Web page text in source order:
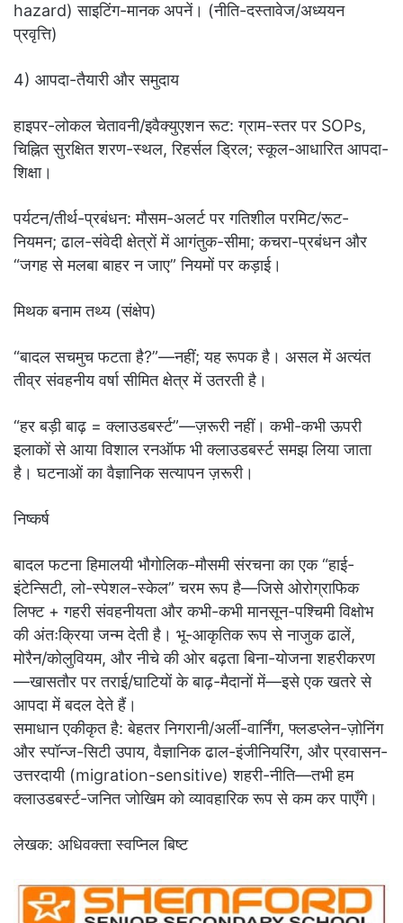
hazard) साइटिंग-मानक अपनें। (नीति-दस्तावेज/अध्ययन
प्रवृत्ति)
4) आपदा-तैयारी और समुदाय
हाइपर-लोकल चेतावनी/इवैक्युएशन रूट: ग्राम-स्तर पर SOPs,
चिह्नित सुरक्षित शरण-स्थल, रिहर्सल ड्रिल; स्कूल-आधारित आपदा-
शिक्षा।
पर्यटन/तीर्थ-प्रबंधन: मौसम-अलर्ट पर गतिशील परमिट/रूट-
नियमन; ढाल-संवेदी क्षेत्रों में आगंतुक-सीमा; कचरा-प्रबंधन और
“जगह से मलबा बाहर न जाए” नियमों पर कड़ाई।
मिथक बनाम तथ्य (संक्षेप)
“बादल सचमुच फटता है?”—नहीं; यह रूपक है। असल में अत्यंत
तीव्र संवहनीय वर्षा सीमित क्षेत्र में उतरती है।
“हर बड़ी बाढ़ = क्लाउडबर्स्ट”—ज़रूरी नहीं। कभी-कभी ऊपरी
इलाकों से आया विशाल रनऑफ भी क्लाउडबर्स्ट समझ लिया जाता
है। घटनाओं का वैज्ञानिक सत्यापन ज़रूरी।
निष्कर्ष
बादल फटना हिमालयी भौगोलिक-मौसमी संरचना का एक “हाई-
इंटेन्सिटी, लो-स्पेशल-स्केल” चरम रूप है—जिसे ओरोग्राफिक
लिफ्ट + गहरी संवहनीयता और कभी-कभी मानसून-पश्चिमी विक्षोभ
की अंतःक्रिया जन्म देती है। भू-आकृतिक रूप से नाजुक ढालें,
मोरैन/कोलुवियम, और नीचे की ओर बढ़ता बिना-योजना शहरीकरण
—खासतौर पर तराई/घाटियों के बाढ़-मैदानों में—इसे एक खतरे से
आपदा में बदल देते हैं।
समाधान एकीकृत है: बेहतर निगरानी/अर्ली-वार्निंग, फ्लडप्लेन-ज़ोनिंग
और स्पॉन्ज-सिटी उपाय, वैज्ञानिक ढाल-इंजीनियरिंग, और प्रवासन-
उत्तरदायी (migration-sensitive) शहरी-नीति—तभी हम
क्लाउडबर्स्ट-जनित जोखिम को व्यावहारिक रूप से कम कर पाएँगे।
लेखक: अधिवक्ता स्वप्निल बिष्ट